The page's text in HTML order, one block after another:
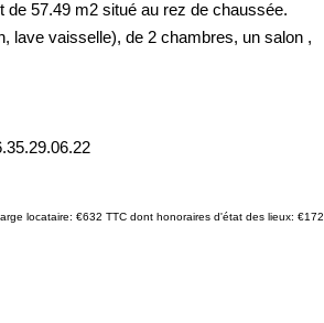
57.49 m2 situé au rez de chaussée.
lave vaisselle), de 2 chambres, un salon ,
locataire: €632 TTC dont honoraires d'état des lieux: €172